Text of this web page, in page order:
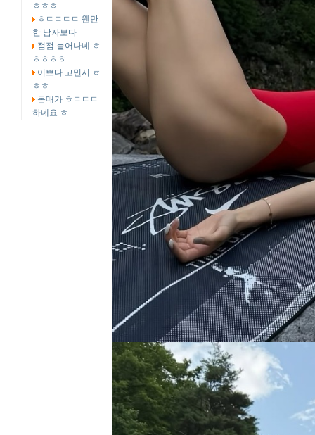
ㅎㅎㅎ
ㅎㄷㄷㄷㄷ 웬만
한 남자보다
점점 늘어나네 ㅎ
ㅎㅎㅎㅎ
이쁘다 고민시 ㅎ
ㅎㅎ
몸매가 ㅎㄷㄷㄷ
하네요 ㅎ